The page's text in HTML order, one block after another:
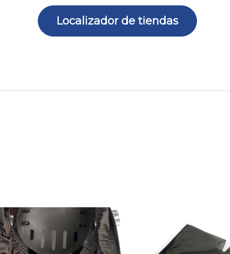
Localizador de tiendas